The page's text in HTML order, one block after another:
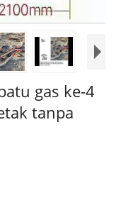
gas ke-4
tanpa